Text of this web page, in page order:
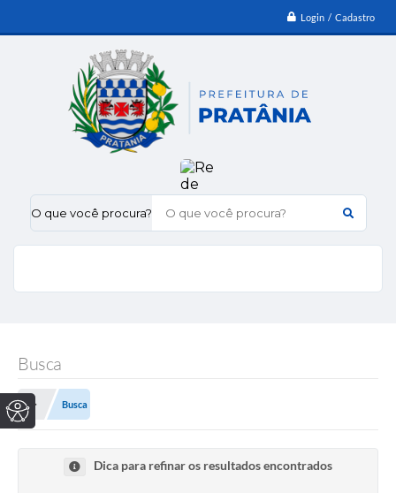
Login / Cadastro
O que você procura?
Busca
Busca
Dica para refinar os resultados encontrados